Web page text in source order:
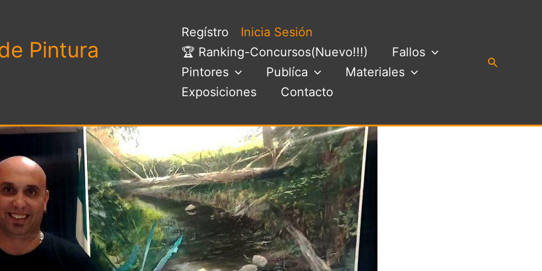
Pintura
Regístro
Inicia Sesión
🏆 Ranking-Concursos(Nuevo!!!)
Fallos
Pintores
Publíca
Materiales
Exposiciones
Contacto
Buscar